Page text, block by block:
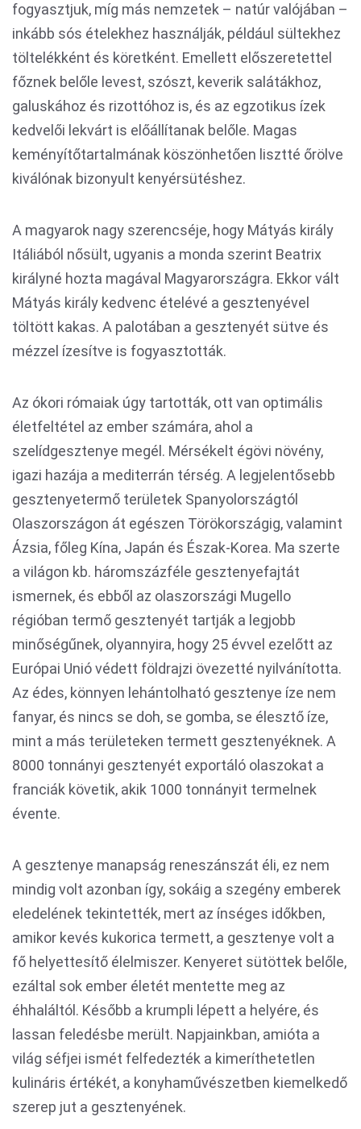
fogyasztjuk, míg más nemzetek – natúr valójában –
inkább sós ételekhez használják, például sültekhez
töltelékként és köretként. Emellett előszeretettel
főznek belőle levest, szószt, keverik salátákhoz,
galuskához és rizottóhoz is, és az egzotikus ízek
kedvelői lekvárt is előállítanak belőle. Magas
keményítőtartalmának köszönhetően lisztté őrölve
kiválónak bizonyult kenyérsütéshez.
A magyarok nagy szerencséje, hogy Mátyás király
Itáliából nősült, ugyanis a monda szerint Beatrix
királyné hozta magával Magyarországra. Ekkor vált
Mátyás király kedvenc ételévé a gesztenyével
töltött kakas. A palotában a gesztenyét sütve és
mézzel ízesítve is fogyasztották.
Az ókori rómaiak úgy tartották, ott van optimális
életfeltétel az ember számára, ahol a
szelídgesztenye megél. Mérsékelt égövi növény,
igazi hazája a mediterrán térség. A legjelentősebb
gesztenyetermő területek Spanyolországtól
Olaszországon át egészen Törökországig, valamint
Ázsia, főleg Kína, Japán és Észak-Korea. Ma szerte
a világon kb. háromszázféle gesztenyefajtát
ismernek, és ebből az olaszországi Mugello
régióban termő gesztenyét tartják a legjobb
minőségűnek, olyannyira, hogy 25 évvel ezelőtt az
Európai Unió védett földrajzi övezetté nyilvánította.
Az édes, könnyen lehántolható gesztenye íze nem
fanyar, és nincs se doh, se gomba, se élesztő íze,
mint a más területeken termett gesztenyéknek. A
8000 tonnányi gesztenyét exportáló olaszokat a
franciák követik, akik 1000 tonnányit termelnek
évente.
A gesztenye manapság reneszánszát éli, ez nem
mindig volt azonban így, sokáig a szegény emberek
eledelének tekintették, mert az ínséges időkben,
amikor kevés kukorica termett, a gesztenye volt a
fő helyettesítő élelmiszer. Kenyeret sütöttek belőle,
ezáltal sok ember életét mentette meg az
éhhaláltól. Később a krumpli lépett a helyére, és
lassan feledésbe merült. Napjainkban, amióta a
világ séfjei ismét felfedezték a kimeríthetetlen
kulináris értékét, a konyhaművészetben kiemelkedő
szerep jut a gesztenyének.